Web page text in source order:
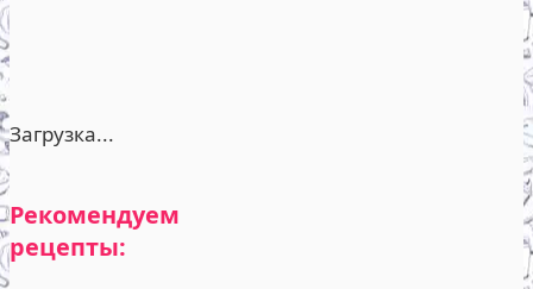
Загрузка...
Рекомендуем
рецепты: